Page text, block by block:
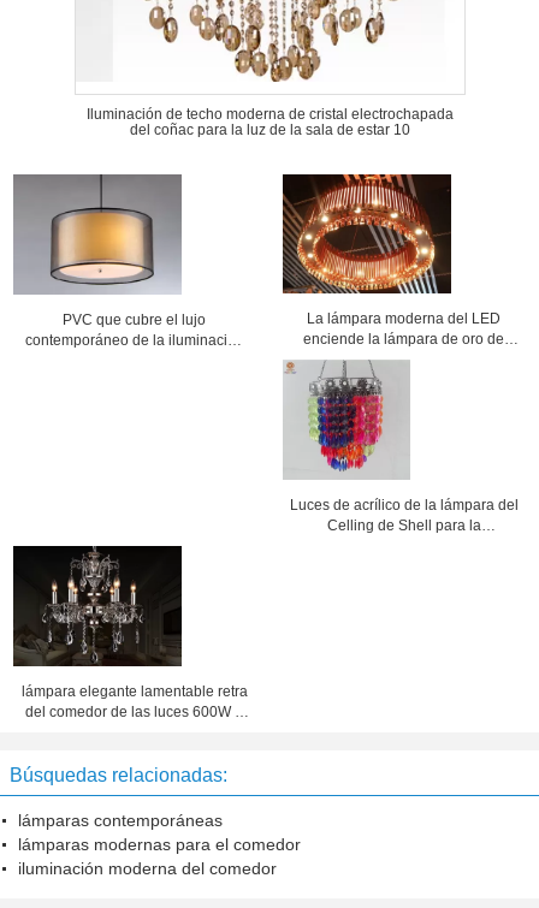
Iluminación de techo moderna de cristal electrochapada
del coñac para la luz de la sala de estar 10
PVC que cubre el lujo
contemporáneo de la iluminación
La lámpara moderna del LED
enciende la lámpara de oro de
Rose para la decoración del hotel
Luces de acrílico de la lámpara del
Celling de Shell para la
lámpara elegante lamentable retra
del comedor de las luces 600W 6
Búsquedas relacionadas:
lámparas contemporáneas
lámparas modernas para el comedor
iluminación moderna del comedor